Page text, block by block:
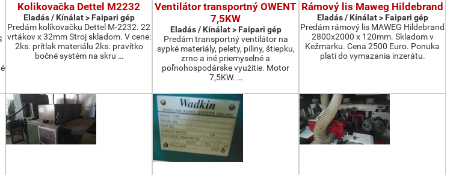
Kolikovačka Dettel M2232
Eladás / Kínálat > Faipari gép
Predám kolíkovačku Dettel M-2232. 22
vrtákov x 32mm Stroj skladom. V cene:
2ks. prítlak materiálu 2ks. pravítko
bočné systém na skru …
Ventilátor transportný OWENT
7,5KW
Eladás / Kínálat > Faipari gép
Predám transportný ventilátor na
sypké materiály, pelety, piliny, štiepku,
zrno a iné priemyselné a
poľnohospodárske využitie. Motor
7,5KW. …
Rámový lis Maweg Hildebrand
Eladás / Kínálat > Faipari gép
Predám rámový lis MAWEG Hildebrand
2800x2000 x 120mm. Skladom v
Kežmarku. Cena 2500 Euro. Ponuka
platí do vymazania inzerátu.